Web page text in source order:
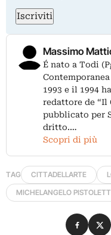
Iscriviti
Massimo
É nato a Todi
1993 e il 1994
redattore de “Il
pubblicato per
dritto.…
Scopri di più
TAG CITTADELLARTE
MICHELANGELO
Condividi